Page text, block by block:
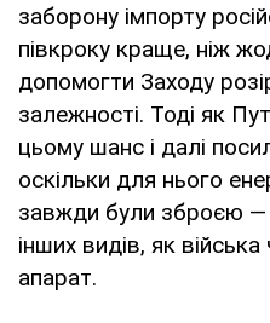
заборону імпорту
півкроку краще, ніж
допомогти Заходу
залежності. Тоді як
цьому шанс і далі
оскільки для нього
завжди були зброєю
інших видів, як
апарат.